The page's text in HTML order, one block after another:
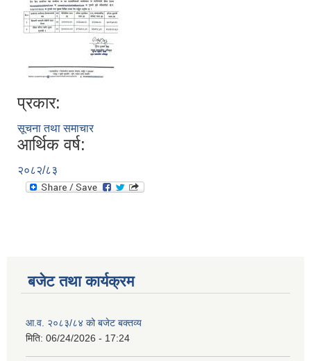
प्रकार:
सूचना तथा समाचार
आर्थिक वर्ष:
२०८२/८३
बजेट तथा कार्यक्रम
आ.व. २०८३/८४ को बजेट बक्तव्य
मिति: 06/24/2026 - 17:24